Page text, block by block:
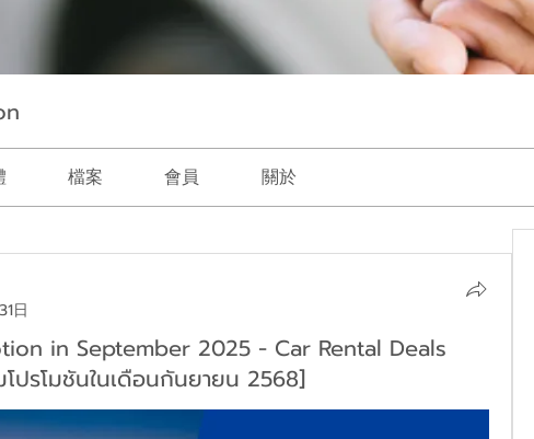
檔案 會員 關於
日
in September 2025 - Car Rental Deals
ปรโมชันในเดือนกันยายน 2568]